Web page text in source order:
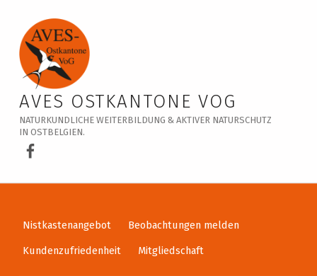
Veranstaltungskalender – AVES Ostkantone VoG
AVES OSTKANTONE VOG
NATURKUNDLICHE WEITERBILDUNG & AKTIVER NATURSCHUTZ
IN OSTBELGIEN.
AVES Ostkantone bei Facebook
Nistkastenangebot
Beobachtungen melden
Kundenzufriedenheit
Mitgliedschaft